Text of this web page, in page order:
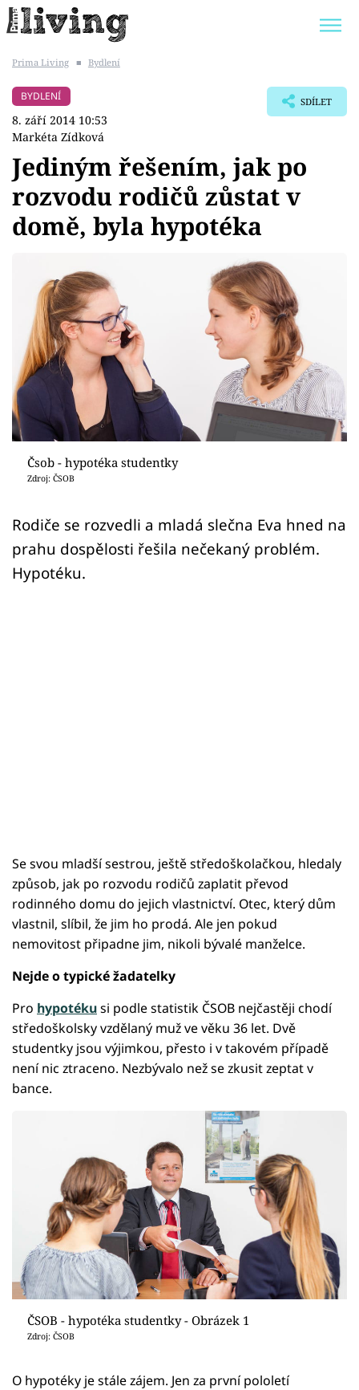
BYDLENÍ SLAVNÝCH
Témata
Bydlení
Zahrada
Design
Sledujte prima+
Přihlášení
Sledujte nás
Prima Living ■ Bydlení
BYDLENÍ
8. září 2014 10:53
Markéta Zídková
SDÍLET
Jediným řešením, jak po
rozvodu rodičů zůstat v
domě, byla hypotéka
Čsob - hypotéka studentky
Zdroj: ČSOB
Rodiče se rozvedli a mladá slečna Eva hned na
prahu dospělosti řešila nečekaný problém.
Hypotéku.
Se svou mladší sestrou, ještě středoškolačkou, hledaly
způsob, jak po rozvodu rodičů zaplatit převod
rodinného domu do jejich vlastnictví. Otec, který dům
vlastnil, slíbil, že jim ho prodá. Ale jen pokud
nemovitost připadne jim, nikoli bývalé manželce.
Nejde o typické žadatelky
Pro hypotékusi podle statistik ČSOB nejčastěji chodí
středoškolsky vzdělaný muž ve věku 36 let. Dvě
studentky jsou výjimkou, přesto i v takovém případě
není nic ztraceno. Nezbývalo než se zkusit zeptat v
bance.
ČSOB - hypotéka studentky - Obrázek 1
Zdroj: ČSOB
O hypotéky je stále zájem. Jen za první pololetí